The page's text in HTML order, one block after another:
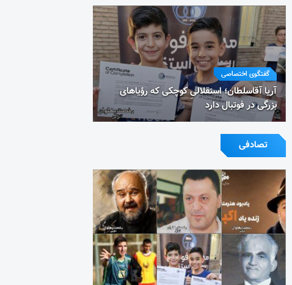
گفتگوی اختصاصی
آریا آقاسلطان؛ استقلالیِ کوچکی که رؤیاهای
بزرگی در فوتبال دارد
تصادفی